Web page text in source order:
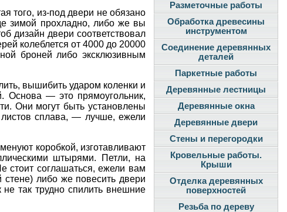
того, из-под двери не обязано
зимой прохладно, либо же вы
дизайн двери соответствовал
колеблется от 4000 до 20000
броней либо эксклюзивным
вышибить ударом коленки и
Основа — это прямоугольник,
Они могут быть установлены
листов сплава, — лучше, ежели
коробкой, изготавливают
штырями. Петли, на
стоит соглашаться, ежели вам
либо же повесить двери
так трудно спилить внешние
Разметочные работы
Обработка древесины
инструментом
Соединение деревянных
деталей
Паркетные работы
Деревянные лестницы
Деревянные окна
Деревянные двери
Стены и перегородки
Кровельные работы.
Крыши
Отделка деревянных
поверхностей
Резьба по дереву